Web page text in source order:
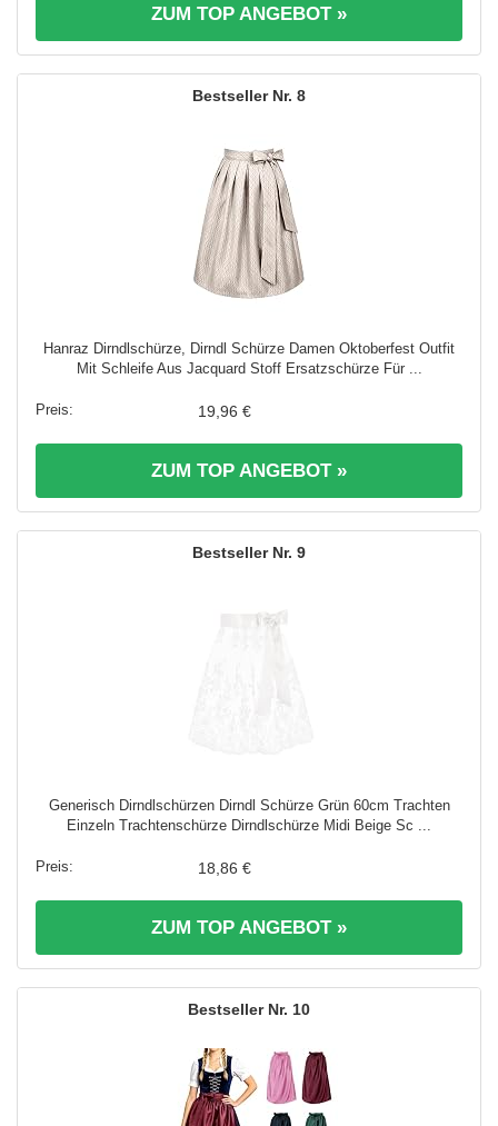
ZUM TOP ANGEBOT »
8
Hanraz Dirndlschürze, Dirndl Schürze Damen Oktoberfest Outfit
Mit Schleife Aus Jacquard Stoff Ersatzschürze Für ...
19,96 €
ZUM TOP ANGEBOT »
9
Generisch Dirndlschürzen Dirndl Schürze Grün 60cm Trachten
Einzeln Trachtenschürze Dirndlschürze Midi Beige Sc ...
18,86 €
ZUM TOP ANGEBOT »
10